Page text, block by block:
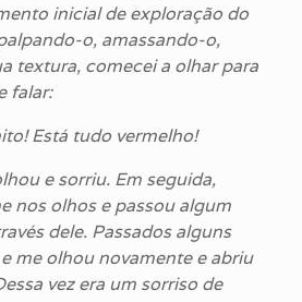
inicial de exploração do
o, amassando-o,
textura, comecei a olhar para
falar:
Está tudo vermelho!
e sorriu. Em seguida,
nos olhos e passou algum
dele. Passados alguns
me olhou novamente e abriu
vez era um sorriso de